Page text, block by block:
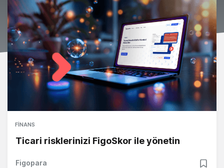
FINANS
Ticari risklerinizi FigoSkor ile yönetin
Figopara